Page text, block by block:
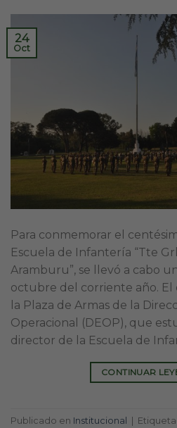
24
Oct
Para conmemorar el
Escuela de Infantería “Tte
Aramburu”, se llevó a cabo
octubre del corriente año.
la Plaza de Armas de la
Operacional (DEOP), que
director de la Escuela de
CONTINUAR
Publicado en Institucional |